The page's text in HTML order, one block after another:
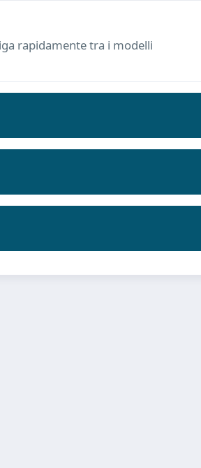
rapidamente tra i modelli